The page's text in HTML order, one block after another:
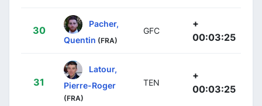
30
Pacher,
Quentin (FRA)
GFC
+
00:03:25
31
Latour,
Pierre-Roger
(FRA)
TEN
+
00:03:25